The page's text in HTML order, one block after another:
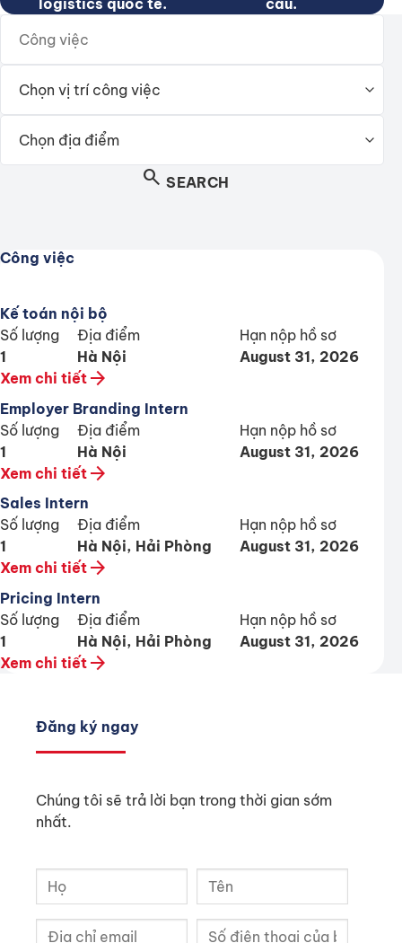
search SEARCH
Công việc
Kế toán nội bộ
Số lượng
1
Địa điểm
Hà Nội
Hạn nộp hồ sơ
August 31, 2026
Xem chi tiết arrow_forward
Employer Branding Intern
Số lượng
1
Địa điểm
Hà Nội
Hạn nộp hồ sơ
August 31, 2026
Xem chi tiết arrow_forward
Sales Intern
Số lượng
1
Địa điểm
Hà Nội, Hải Phòng
Hạn nộp hồ sơ
August 31, 2026
Xem chi tiết arrow_forward
Pricing Intern
Số lượng
1
Địa điểm
Hà Nội, Hải Phòng
Hạn nộp hồ sơ
August 31, 2026
Xem chi tiết arrow_forward
Đăng ký ngay
Chúng tôi sẽ trả lời bạn trong thời gian sớm
nhất.